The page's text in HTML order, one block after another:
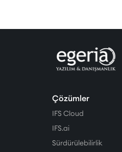
Çözümler
IFS Cloud
IFS.ai
Sürdürülebilirlik